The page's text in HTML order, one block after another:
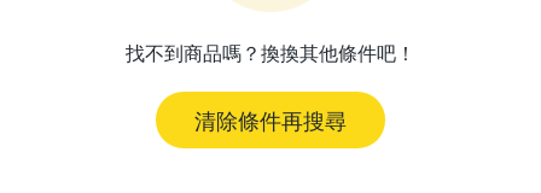
找不到商品嗎？換換其他條件吧！
清除條件再搜尋